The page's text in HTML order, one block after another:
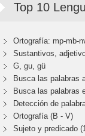
Top 10
Ortografía: mp-mb-
Sustantivos,
G, gu, gü
Busca las palabras
Busca las palabras
Detección de
Ortografía (B - V)
Sujeto y predicado